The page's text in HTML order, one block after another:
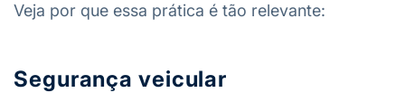
Veja por que essa prática é tão relevante:
Segurança veicular